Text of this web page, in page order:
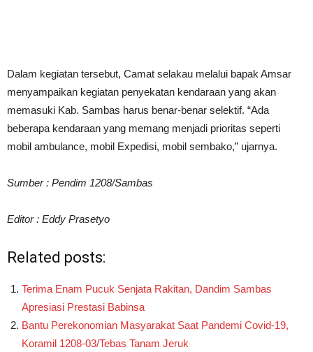
Dalam kegiatan tersebut, Camat selakau melalui bapak Amsar
menyampaikan kegiatan penyekatan kendaraan yang akan
memasuki Kab. Sambas harus benar-benar selektif. “Ada
beberapa kendaraan yang memang menjadi prioritas seperti
mobil ambulance, mobil Expedisi, mobil sembako,” ujarnya.
Sumber : Pendim 1208/Sambas
Editor : Eddy Prasetyo
Related posts:
Terima Enam Pucuk Senjata Rakitan, Dandim Sambas
Apresiasi Prestasi Babinsa
Bantu Perekonomian Masyarakat Saat Pandemi Covid-19,
Koramil 1208-03/Tebas Tanam Jeruk